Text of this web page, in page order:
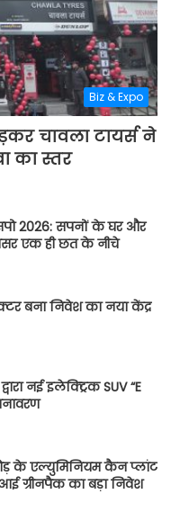
Biz & Expo
चावला टायर्स ने
का स्तर
2026: सपनों के घर और
एक ही छत के नीचे
बना निवेश का नया केंद्र
नई इलेक्ट्रिक SUV “E
के एल्युमिनियम कैन प्लांट
ग्रीनपैक का बड़ा निवेश